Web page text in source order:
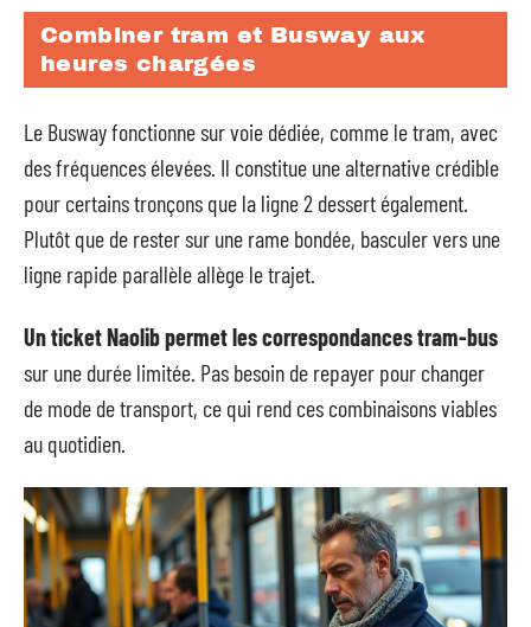
Combiner tram et Busway aux
heures chargées
Le Busway fonctionne sur voie dédiée, comme le tram, avec
des fréquences élevées. Il constitue une alternative crédible
pour certains tronçons que la ligne 2 dessert également.
Plutôt que de rester sur une rame bondée, basculer vers une
ligne rapide parallèle allège le trajet.
Un ticket Naolib permet les correspondances tram-bus
sur une durée limitée. Pas besoin de repayer pour changer
de mode de transport, ce qui rend ces combinaisons viables
au quotidien.